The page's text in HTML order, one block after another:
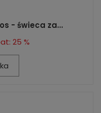
- świeca za...
25 %